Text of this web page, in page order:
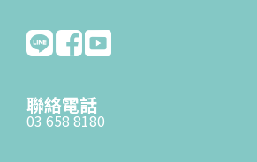
聯絡電話
03 658 8180